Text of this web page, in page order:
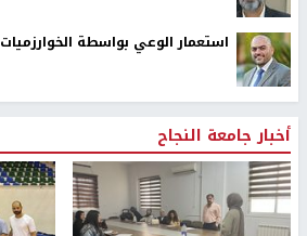
استعمار الوعي بواسطة الخوارزميات
أخبار جامعة النجاح